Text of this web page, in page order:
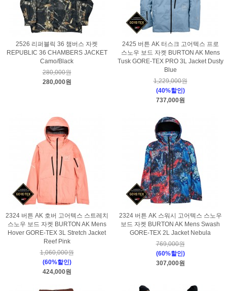
2526 리퍼블릭 36 챔버스 자켓
REPUBLIC 36 CHAMBERS JACKET
Camo/Black
280,000원
280,000원
2425 버튼 AK 터스크 고어텍스 프로
스노우 보드 자켓 BURTON AK Mens
Tusk GORE-TEX PRO 3L Jacket Dusty
Blue
1,229,000원
(40%할인)
737,000원
2324 버튼 AK 호버 고어텍스 스트레치
스노우 보드 자켓 BURTON AK Mens
Hover GORE-TEX 3L Stretch Jacket
Reef Pink
1,060,000원
(60%할인)
424,000원
2324 버튼 AK 스워시 고어텍스 스노우
보드 자켓 BURTON AK Mens Swash
GORE-TEX 2L Jacket Nebula
769,000원
(60%할인)
307,000원